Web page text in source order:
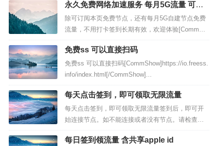
谢大家的支持。资源存在一定时效性，本站不保证
全部可用，请自行验证后使用。为了保护账号不被
滥用，请在下方输入计...
永久免费网络加速服务 每月5G流量 可做
备用
除可订阅本页免费节点，还有每月5G自建节点免费
流量，不用打卡签到长期有效，欢迎体验[CommSh
ow]bulink.xyz注册（要翻墙）除可订阅本页免费节
点，还有每月5G自建节点免费流量，不用打卡签到
长期有效，欢迎体验新开bulink镜像站...
免费ss 可以直接扫码
免费ss 可以直接扫码[CommShow]https://io.freess.
info/index.html[/CommShow]...
每天点击签到，即可领取无限流量
每天点击签到，即可领取无限流量签到后，即可开
始连接节点。如不能连接或者没有节点。请检查是
否签到无限流量享受20Mbps速率约等于2.5MB/s如
需更高速率，可以前往升级套餐查看详情注册地
每日签到领流量 含共享apple id